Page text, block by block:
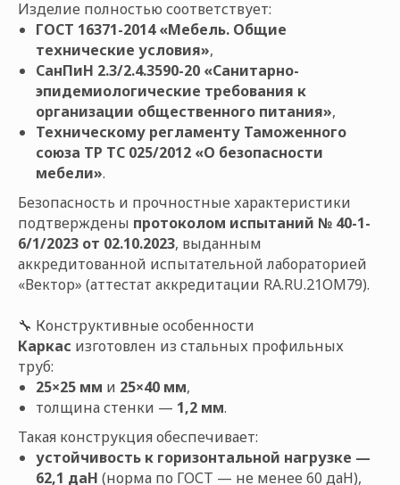
Изделие полностью соответствует:
ГОСТ 16371-2014 «Мебель. Общие
технические условия»,
СанПиН 2.3/2.4.3590-20 «Санитарно-
эпидемиологические требования к
организации общественного питания»,
Техническому регламенту Таможенного
союза ТР ТС 025/2012 «О безопасности
мебели».
Безопасность и прочностные характеристики
подтверждены протоколом испытаний № 40-1-
6/1/2023 от 02.10.2023, выданным
аккредитованной испытательной лабораторией
«Вектор» (аттестат аккредитации RA.RU.21ОМ79).
🔧 Конструктивные особенности
Каркас изготовлен из стальных профильных
труб:
25×25 мм и 25×40 мм,
толщина стенки — 1,2 мм.
Такая конструкция обеспечивает:
устойчивость к горизонтальной нагрузке —
62,1 даН (норма по ГОСТ — не менее 60 даН),